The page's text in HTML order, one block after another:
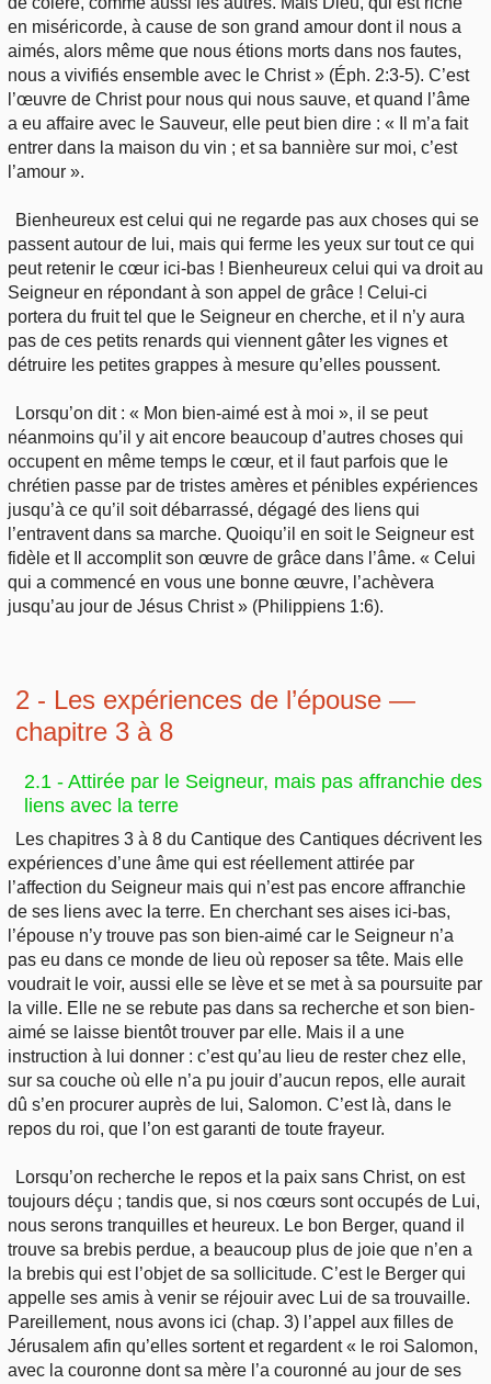
en miséricorde, à cause de son grand amour dont il nous a
aimés, alors même que nous étions morts dans nos fautes,
nous a vivifiés ensemble avec le Christ » (Éph. 2:3-5). C’est
l’œuvre de Christ pour nous qui nous sauve, et quand l’âme
a eu affaire avec le Sauveur, elle peut bien dire : « Il m’a fait
entrer dans la maison du vin ; et sa bannière sur moi, c’est
l’amour ».
Bienheureux est celui qui ne regarde pas aux choses qui se
passent autour de lui, mais qui ferme les yeux sur tout ce qui
peut retenir le cœur ici-bas ! Bienheureux celui qui va droit au
Seigneur en répondant à son appel de grâce ! Celui-ci
portera du fruit tel que le Seigneur en cherche, et il n’y aura
pas de ces petits renards qui viennent gâter les vignes et
détruire les petites grappes à mesure qu’elles poussent.
Lorsqu’on dit : « Mon bien-aimé est à moi », il se peut
néanmoins qu’il y ait encore beaucoup d’autres choses qui
occupent en même temps le cœur, et il faut parfois que le
chrétien passe par de tristes amères et pénibles expériences
jusqu’à ce qu’il soit débarrassé, dégagé des liens qui
l’entravent dans sa marche. Quoiqu’il en soit le Seigneur est
fidèle et Il accomplit son œuvre de grâce dans l’âme. « Celui
qui a commencé en vous une bonne œuvre, l’achèvera
jusqu’au jour de Jésus Christ » (Philippiens 1:6).
2 - Les expériences de l’épouse —
chapitre 3 à 8
2.1 - Attirée par le Seigneur, mais pas affranchie des
liens avec la terre
Les chapitres 3 à 8 du Cantique des Cantiques décrivent les
expériences d’une âme qui est réellement attirée par
l’affection du Seigneur mais qui n’est pas encore affranchie
de ses liens avec la terre. En cherchant ses aises ici-bas,
l’épouse n’y trouve pas son bien-aimé car le Seigneur n’a
pas eu dans ce monde de lieu où reposer sa tête. Mais elle
voudrait le voir, aussi elle se lève et se met à sa poursuite par
la ville. Elle ne se rebute pas dans sa recherche et son bien-
aimé se laisse bientôt trouver par elle. Mais il a une
instruction à lui donner : c’est qu’au lieu de rester chez elle,
sur sa couche où elle n’a pu jouir d’aucun repos, elle aurait
dû s’en procurer auprès de lui, Salomon. C’est là, dans le
repos du roi, que l’on est garanti de toute frayeur.
Lorsqu’on recherche le repos et la paix sans Christ, on est
toujours déçu ; tandis que, si nos cœurs sont occupés de Lui,
nous serons tranquilles et heureux. Le bon Berger, quand il
trouve sa brebis perdue, a beaucoup plus de joie que n’en a
la brebis qui est l’objet de sa sollicitude. C’est le Berger qui
appelle ses amis à venir se réjouir avec Lui de sa trouvaille.
Pareillement, nous avons ici (chap. 3) l’appel aux filles de
Jérusalem afin qu’elles sortent et regardent « le roi Salomon,
avec la couronne dont sa mère l’a couronné au jour de ses